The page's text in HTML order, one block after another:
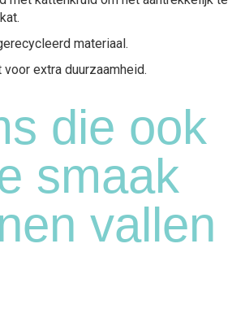
materiaal.
extra duurzaamheid.
die ook
smaak
vallen